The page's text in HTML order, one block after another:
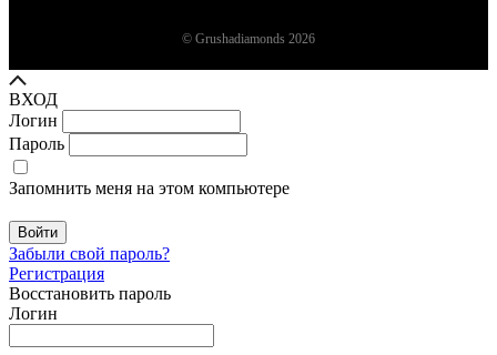
© Grushadiamonds 2026
ВХОД
Логин
Пароль
Запомнить меня на этом компьютере
Войти
Забыли свой пароль?
Регистрация
Восстановить пароль
Логин